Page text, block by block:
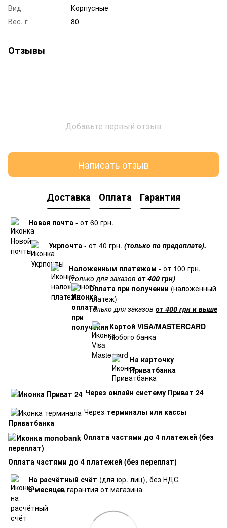
Вид
Корпусные
Вес, г
80
Отзывы
Добавьте первый отзыв
Написать отзыв
Доставка Оплата Гарантия
Новая почта - от 60 грн.
Укрпочта - от 40 грн. (только по предоплате).
Наложенным платежом - от 100 грн.
(только для заказов от 400 грн)
Оплата при получении (наложенный
платёж) -
только для заказов от 400 грн и выше
Картой VISA/MASTERCARD
любого банка
На карточку
Приватбанка
Через онлайн систему Приват 24
Через терминалы или кассы
Приватбанка
Оплата частями до 4 платежей (без
переплат)
Оплата частями до 4 платежей (без переплат)
На расчётный счёт (для юр. лиц), без НДС
6 месяцев гарантия от магазина